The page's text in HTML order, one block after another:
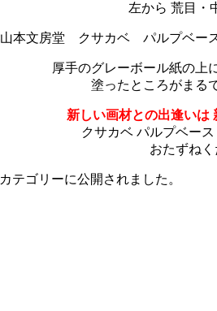
左から 荒目・
厚手のグレーボール紙の上
塗ったところがまる
新しい画材との出逢いは
クサカベ パルプベース
おたずね
カテゴリーに公開されました。